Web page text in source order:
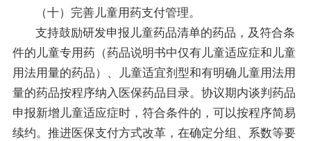
（十）完善儿童用药支付管理。
支持鼓励研发申报儿童药品清单的药品，及符合条
件的儿童专用药（药品说明书中仅有儿童适应症和儿童
用法用量的药品）、儿童适宜剂型和有明确儿童用法用
量的药品按程序纳入医保药品目录。协议期内谈判药品
申报新增儿童适应症时，符合条件的，可以按程序简易
续约。推进医保支付方式改革，在确定分组、系数等要